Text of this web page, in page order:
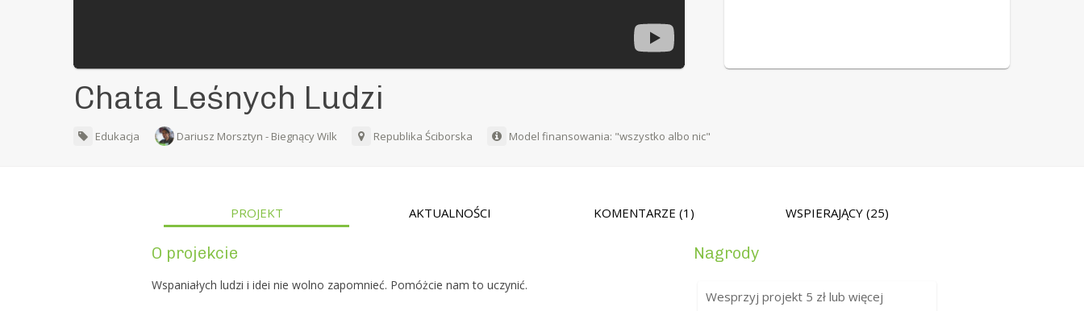
Chata Leśnych Ludzi
Edukacja Dariusz Morsztyn - Biegnący Wilk Republika Ściborska Model finansowania: "wszystko albo nic"
PROJEKT AKTUALNOŚCI KOMENTARZE (1) WSPIERAJĄCY(25)
O projekcie
Wspaniałych ludzi i idei nie wolno zapomnieć. Pomóżcie nam to uczynić.
Nagrody
Wesprzyj projekt 5 zł lub więcej